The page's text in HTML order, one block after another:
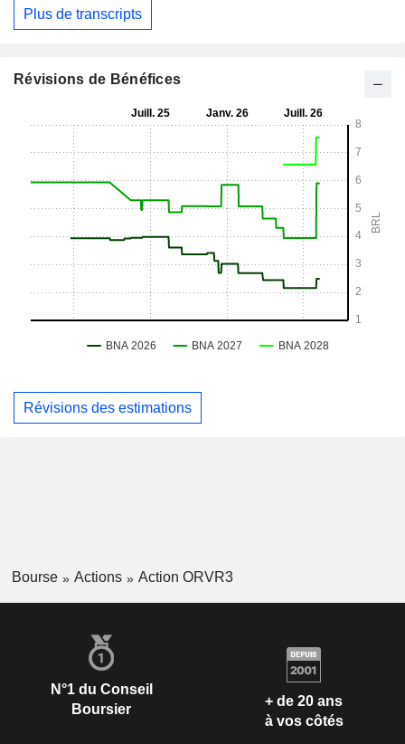
Plus de transcripts
Révisions de Bénéfices
Révisions des estimations
Bourse Actions Action ORVR3
N°1 du Conseil
Boursier
+ de 20 ans
à vos côtés